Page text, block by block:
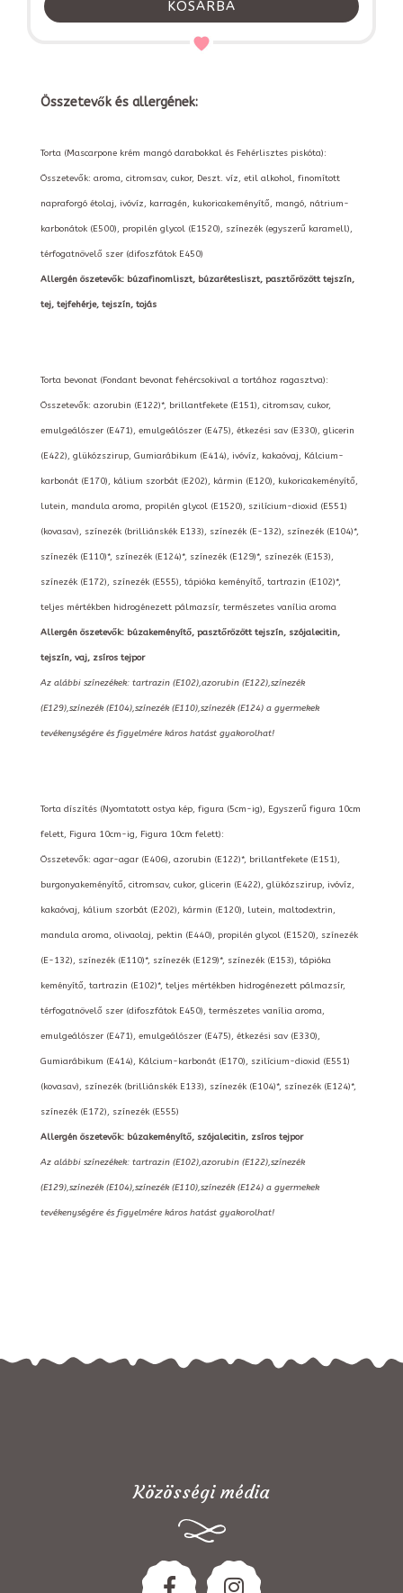
KOSÁRBA
Összetevők és allergének:
Torta (Mascarpone krém mangó darabokkal és Fehérlisztes piskóta):
Összetevők: aroma, citromsav, cukor, Deszt. víz, etil alkohol, finomított
napraforgó étolaj, ivóvíz, karragén, kukoricakeményítő, mangó, nátrium-
karbonátok (E500), propilén glycol (E1520), színezék (egyszerű karamell),
térfogatnövelő szer (difoszfátok E450)
Allergén öszetevők: búzafinomliszt, búzarétesliszt, pasztőrözött tejszín,
tej, tejfehérje, tejszín, tojás
Torta bevonat (Fondant bevonat fehércsokival a tortához ragasztva):
Összetevők: azorubin (E122)*, brillantfekete (E151), citromsav, cukor,
emulgeálószer (E471), emulgeálószer (E475), étkezési sav (E330), glicerin
(E422), glükózszirup, Gumiarábikum (E414), ivóvíz, kakaóvaj, Kálcium-
karbonát (E170), kálium szorbát (E202), kármin (E120), kukoricakeményítő,
lutein, mandula aroma, propilén glycol (E1520), szilícium-dioxid (E551)
(kovasav), színezék (brilliánskék E133), színezék (E-132), színezék (E104)*,
színezék (E110)*, színezék (E124)*, színezék (E129)*, színezék (E153),
színezék (E172), színezék (E555), tápióka keményítő, tartrazin (E102)*,
teljes mértékben hidrogénezett pálmazsír, természetes vanília aroma
Allergén öszetevők: búzakeményítő, pasztőrözött tejszín, szójalecitin,
tejszín, vaj, zsíros tejpor
Az alábbi színezékek: tartrazin (E102),azorubin (E122),színezék
(E129),színezék (E104),színezék (E110),színezék (E124) a gyermekek
tevékenységére és figyelmére káros hatást gyakorolhat!
Torta díszítés (Nyomtatott ostya kép, figura (5cm-ig), Egyszerű figura 10cm
felett, Figura 10cm-ig, Figura 10cm felett):
Összetevők: agar-agar (E406), azorubin (E122)*, brillantfekete (E151),
burgonyakeményítő, citromsav, cukor, glicerin (E422), glükózszirup, ivóvíz,
kakaóvaj, kálium szorbát (E202), kármin (E120), lutein, maltodextrin,
mandula aroma, olivaolaj, pektin (E440), propilén glycol (E1520), színezék
(E-132), színezék (E110)*, színezék (E129)*, színezék (E153), tápióka
keményítő, tartrazin (E102)*, teljes mértékben hidrogénezett pálmazsír,
térfogatnövelő szer (difoszfátok E450), természetes vanília aroma,
emulgeálószer (E471), emulgeálószer (E475), étkezési sav (E330),
Gumiarábikum (E414), Kálcium-karbonát (E170), szilícium-dioxid (E551)
(kovasav), színezék (brilliánskék E133), színezék (E104)*, színezék (E124)*,
színezék (E172), színezék (E555)
Allergén öszetevők: búzakeményítő, szójalecitin, zsíros tejpor
Az alábbi színezékek: tartrazin (E102),azorubin (E122),színezék
(E129),színezék (E104),színezék (E110),színezék (E124) a gyermekek
tevékenységére és figyelmére káros hatást gyakorolhat!
Közösségi média